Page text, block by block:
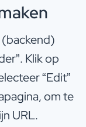
Klik op
“Edit”
om te
URL.